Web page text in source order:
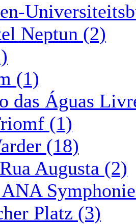
Neptun (2)
(1)
das Águas
(1)
(18)
Augusta (2)
Platz (3)